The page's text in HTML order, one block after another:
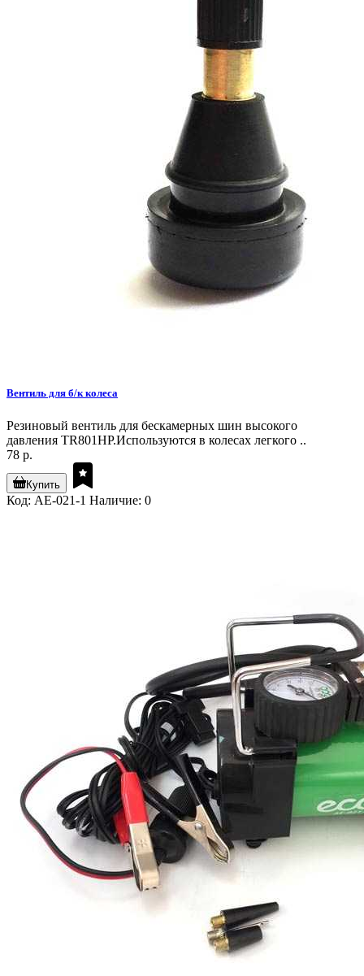
Вентиль для б/к колеса
Резиновый вентиль для бескамерных шин высокого
давления TR801HP.Используются в колесах легкого ..
78 р.
Купить
Код: AE-021-1 Наличие: 0